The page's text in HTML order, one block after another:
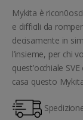
Mykita è
e difficili da
decisamente in
l’insieme, per chi
quest’occhiale
casa questo